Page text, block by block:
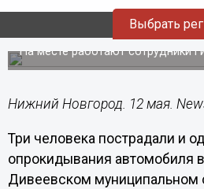
Выбрать
Один человек погиб и
в ДТП в Дивеевском
На месте работают сотрудники
Нижний Новгород. 12 мая.
Три человека пострадали и
опрокидывания автомобиля
Дивеевском муниципальном